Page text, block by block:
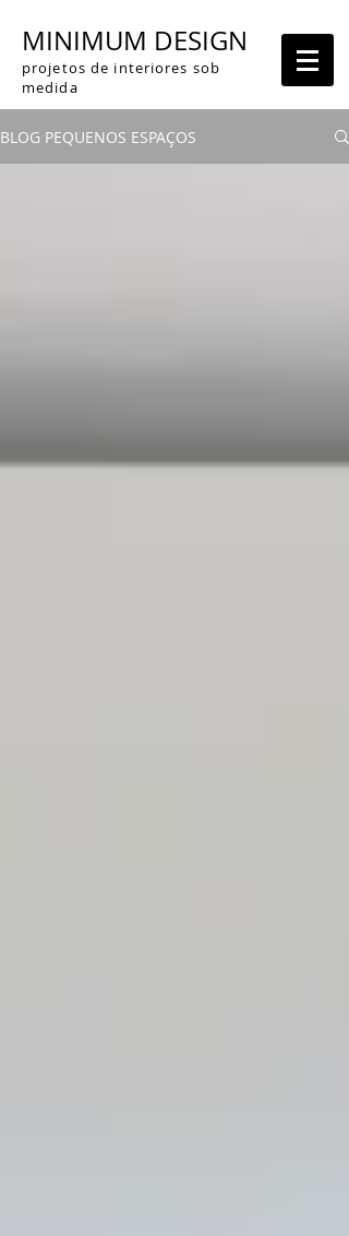
MINIMUM DESIGN
projetos de interiores sob
medida
BLOG PEQUENOS ESPAÇOS